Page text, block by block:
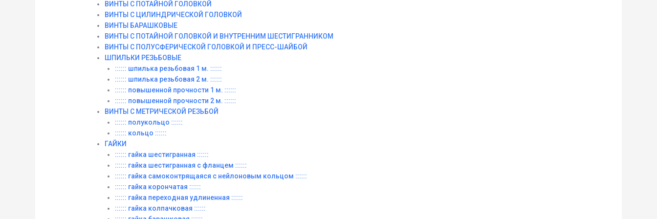
ВИНТЫ С ПОТАЙНОЙ ГОЛОВКОЙ
ВИНТЫ С ЦИЛИНДРИЧЕСКОЙ ГОЛОВКОЙ
ВИНТЫ БАРАШКОВЫЕ
ВИНТЫ С ПОТАЙНОЙ ГОЛОВКОЙ И ВНУТРЕННИМ ШЕСТИГРАННИКОМ
ВИНТЫ С ПОЛУСФЕРИЧЕСКОЙ ГОЛОВКОЙ И ПРЕСС-ШАЙБОЙ
ШПИЛЬКИ РЕЗЬБОВЫЕ
:::::: шпилька резьбовая 1 м. ::::::
:::::: шпилька резьбовая 2 м. ::::::
:::::: повышенной прочности 1 м. ::::::
:::::: повышенной прочности 2 м. ::::::
ВИНТЫ C МЕТРИЧЕСКОЙ РЕЗЬБОЙ
:::::: полукольцо ::::::
:::::: кольцо ::::::
ГАЙКИ
:::::: гайка шестигранная ::::::
:::::: гайка шестигранная с фланцем ::::::
:::::: гайка самоконтрящаяся с нейлоновым кольцом ::::::
:::::: гайка корончатая ::::::
:::::: гайка переходная удлиненная ::::::
:::::: гайка колпачковая ::::::